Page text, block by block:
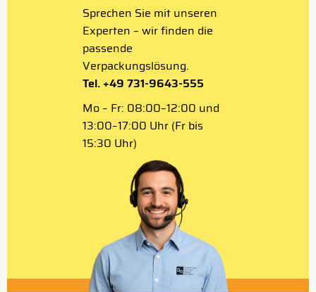
Sprechen Sie mit unseren
Experten – wir finden die
passende
Verpackungslösung.
Tel. +49 731-9643-555
Mo – Fr: 08:00–12:00 und
13:00–17:00 Uhr (Fr bis
15:30 Uhr)